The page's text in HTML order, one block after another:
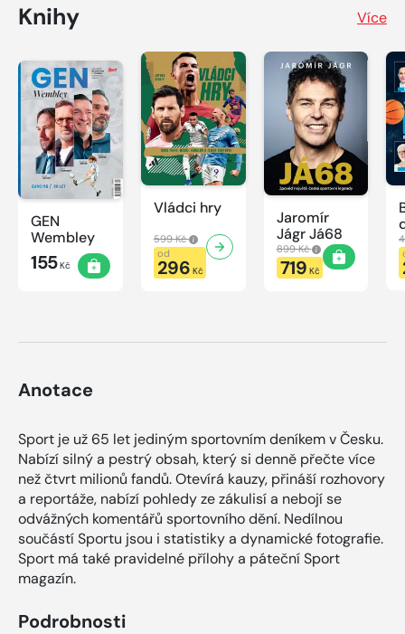
Knihy Více
GEN
Wembley
155Kč
Vládci hry
599 Kč
od
296 Kč
Jaromír
Jágr Já68
899 Kč
719 Kč
Anotace
Sport je už 65 let jediným sportovním deníkem v Česku.
Nabízí silný a pestrý obsah, který si denně přečte více
než čtvrt milionů fandů. Otevírá kauzy, přináší rozhovory
a reportáže, nabízí pohledy ze zákulisí a nebojí se
odvážných komentářů sportovního dění. Nedílnou
součástí Sportu jsou i statistiky a dynamické fotografie.
Sport má také pravidelné přílohy a páteční Sport
magazín.
Podrobnosti